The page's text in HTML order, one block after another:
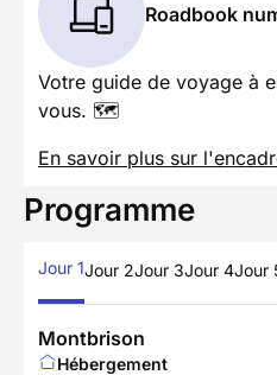
Roadbook
Votre guide de voyage à
vous. 🗺️
En savoir plus sur
Programme
Jour 1Jour 2Jour 3Jour 4Jour
Montbrison
Hébergement